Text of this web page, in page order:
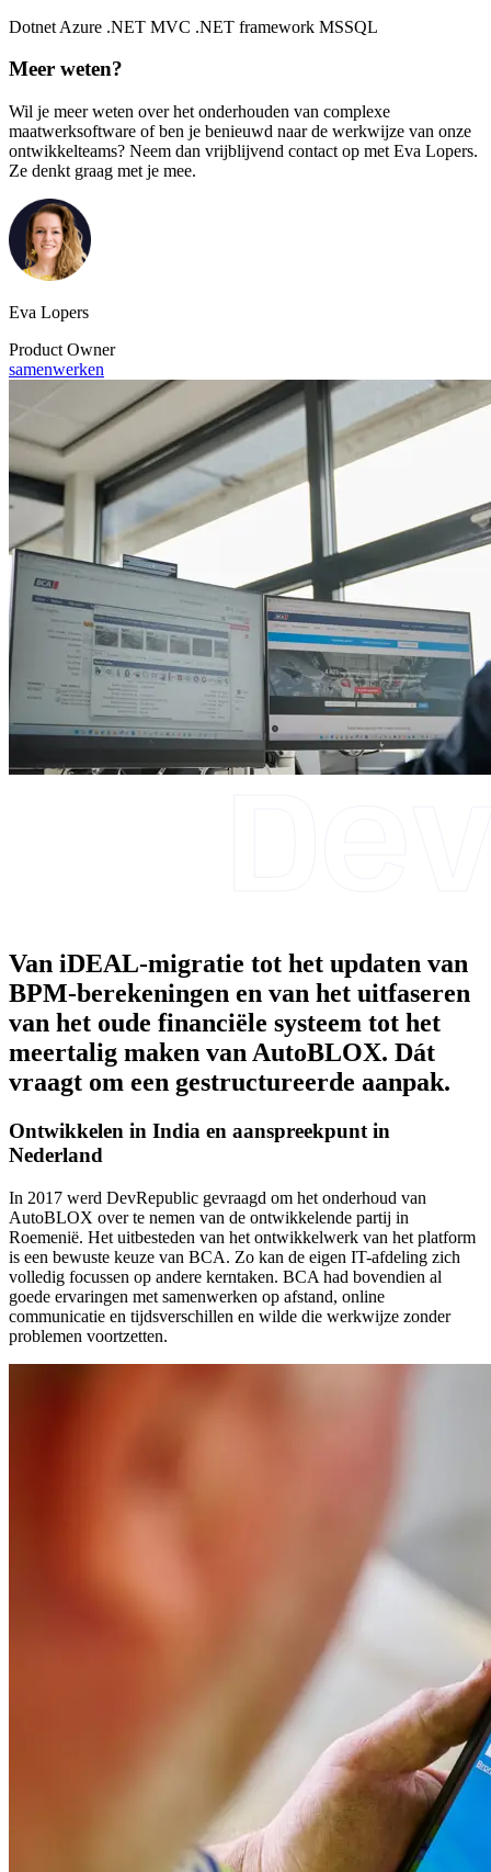
Dotnet Azure .NET MVC .NET framework MSSQL
Meer weten?
Wil je meer weten over het onderhouden van complexe
maatwerksoftware of ben je benieuwd naar de werkwijze van onze
ontwikkelteams? Neem dan vrijblijvend contact op met Eva Lopers.
Ze denkt graag met je mee.
Eva Lopers
Product Owner
samenwerken
Van iDEAL-migratie tot het updaten van
BPM-berekeningen en van het uitfaseren
van het oude financiële systeem tot het
meertalig maken van AutoBLOX. Dát
vraagt om een gestructureerde aanpak.
Ontwikkelen in India en aanspreekpunt in
Nederland
In 2017 werd DevRepublic gevraagd om het onderhoud van
AutoBLOX over te nemen van de ontwikkelende partij in
Roemenië. Het uitbesteden van het ontwikkelwerk van het platform
is een bewuste keuze van BCA. Zo kan de eigen IT-afdeling zich
volledig focussen op andere kerntaken. BCA had bovendien al
goede ervaringen met samenwerken op afstand, online
communicatie en tijdsverschillen en wilde die werkwijze zonder
problemen voortzetten.